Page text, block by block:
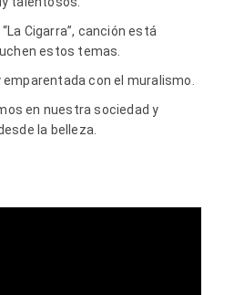
Cigarra”, canción está
estos temas.
con el muralismo.
en nuestra sociedad y
la belleza.